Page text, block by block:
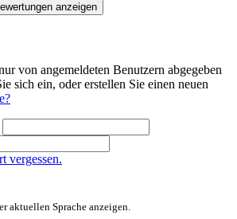
anzeigen
von angemeldeten Benutzern abgegeben
sich ein, oder erstellen Sie einen neuen
vergessen.
aktuellen Sprache anzeigen.